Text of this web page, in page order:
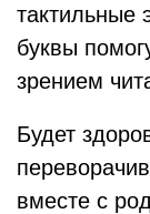
тактильные
буквы
зрением
Будет
вместе с